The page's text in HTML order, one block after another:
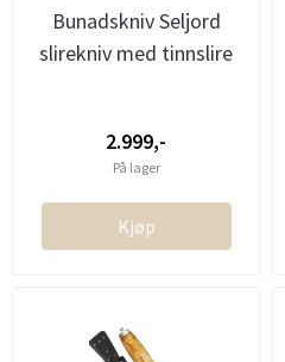
Bunadskniv Seljord
slirekniv med tinnslire
2.999,-
På lager
Kjøp